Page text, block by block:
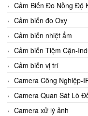
Cảm Biến Đo Nồng Độ
Cảm biến đo Oxy
Cảm biến nhiệt ẩm
Cảm biến Tiệm Cận-
Cảm biến vị trí
Camera Công Nghiệp-
Camera Quan Sát Lò
Camera xử lý ảnh